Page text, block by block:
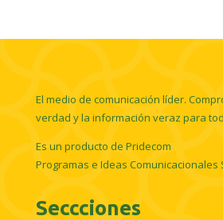
El medio de comunicación líder.
verdad y la información veraz para
Es un producto de Pridecom
Programas e Ideas Comunicacionales
Seccciones